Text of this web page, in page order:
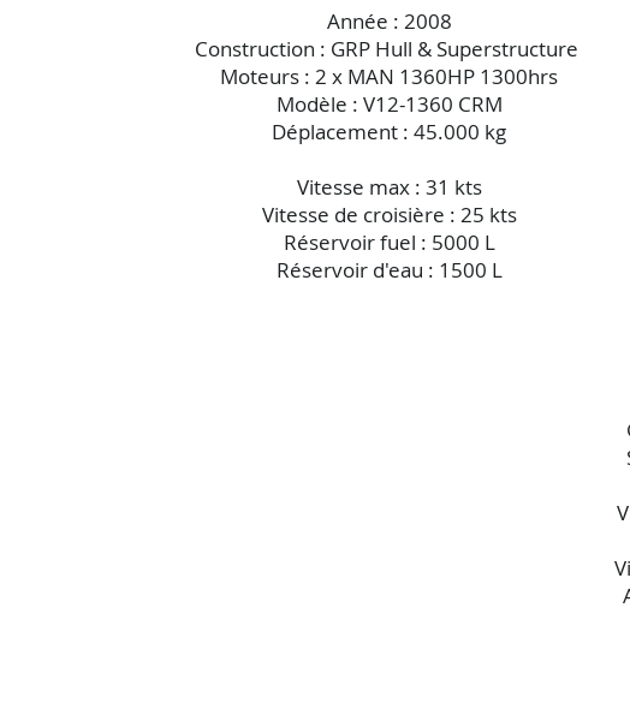
Année : 2008
Construction : GRP Hull & Superstructure
Moteurs : 2 x MAN 1360HP 1300hrs
Modèle : V12-1360 CRM
Déplacement : 45.000 kg
Vitesse max : 31 kts
Vitesse de croisière : 25 kts
Réservoir fuel : 5000 L
Réservoir d'eau : 1500 L